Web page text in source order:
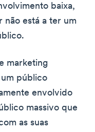
baixa,
não está a ter um
marketing
público
envolvido
massivo que
as suas